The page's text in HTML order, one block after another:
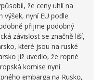
že ceny uhlí na
výšek, nyní EU podle
přijme podobný
závislost se značně liší,
které jsou na ruské
již uvedlo, že ropné
komise nyní
embarga na Rusko,